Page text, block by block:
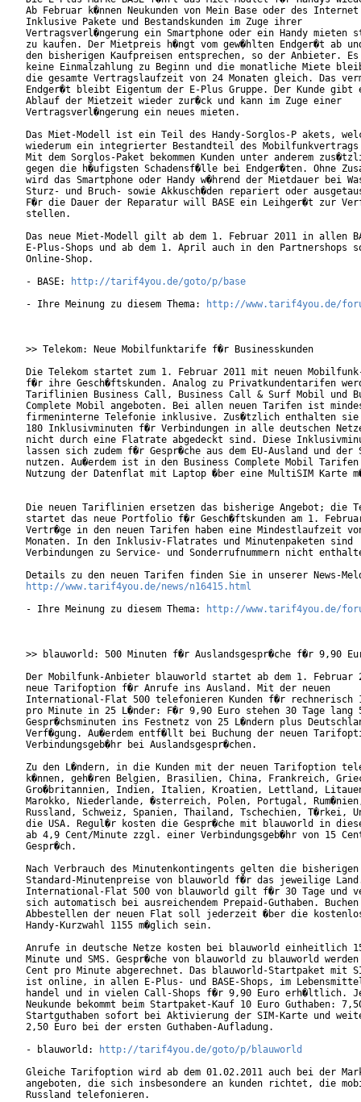
Ab Februar k�nnen Neukunden von Mein Base oder des
Inklusive Pakete und Bestandskunden im Zuge ihrer
Vertragsverl�ngerung ein Smartphone oder ein Handy mieten
zu kaufen. Der Mietpreis h�ngt vom gew�hlten Endger�t ab
den bisherigen Kaufpreisen entsprechen, so der Anbieter.
keine Einmalzahlung zu Beginn und die monatliche Miete
die gesamte Vertragslaufzeit von 24 Monaten gleich. Das
Endger�t bleibt Eigentum der E-Plus Gruppe. Der Kunde gibt
Ablauf der Mietzeit wieder zur�ck und kann im Zuge einer
Vertragsverl�ngerung ein neues mieten.
Das Miet-Modell ist ein Teil des Handy-Sorglos-P akets,
wiederum ein integrierter Bestandteil des
Mit dem Sorglos-Paket bekommen Kunden unter anderem
gegen die h�ufigsten Schadensf�lle bei Endger�ten. Ohne
wird das Smartphone oder Handy w�hrend der Mietdauer bei
Sturz- und Bruch- sowie Akkusch�den repariert oder
F�r die Dauer der Reparatur will BASE ein Leihger�t zur
stellen.
Das neue Miet-Modell gilt ab dem 1. Februar 2011 in allen
E-Plus-Shops und ab dem 1. April auch in den Partnershops
Online-Shop.
- BASE:
http://tarif4you.de/goto/p/base
- Ihre Meinung zu diesem Thema:
http://www.tarif4you.de/
>> Telekom: Neue Mobilfunktarife f�r Businesskunden
Die Telekom startet zum 1. Februar 2011 mit neuen
f�r ihre Gesch�ftskunden. Analog zu Privatkundentarifen
Tariflinien Business Call, Business Call & Surf Mobil und
Complete Mobil angeboten. Bei allen neuen Tarifen ist
firmeninterne Telefonie inklusive. Zus�tzlich enthalten
180 Inklusivminuten f�r Verbindungen in alle deutschen
nicht durch eine Flatrate abgedeckt sind. Diese
lassen sich zudem f�r Gespr�che aus dem EU-Ausland und der
nutzen. Au�erdem ist in den Business Complete Mobil
Nutzung der Datenflat mit Laptop �ber eine MultiSIM Karte
Die neuen Tariflinien ersetzen das bisherige Angebot; die
startet das neue Portfolio f�r Gesch�ftskunden am 1.
Vertr�ge in den neuen Tarifen haben eine Mindestlaufzeit
Monaten. In den Inklusiv-Flatrates und Minutenpaketen sind
Verbindungen zu Service- und Sonderrufnummern nicht
http://www.tarif4you.de/news/n16415.html
- Ihre Meinung zu diesem Thema:
http://www.tarif4you.de/
>> blauworld: 500 Minuten f�r Auslandsgespr�che f�r 9,90
Der Mobilfunk-Anbieter blauworld startet ab dem 1. Februar
neue Tarifoption f�r Anrufe ins Ausland. Mit der neuen
International-Flat 500 telefonieren Kunden f�r rechnerisch
pro Minute in 25 L�nder: F�r 9,90 Euro stehen 30 Tage lang
Gespr�chsminuten ins Festnetz von 25 L�ndern plus
Verf�gung. Au�erdem entf�llt bei Buchung der neuen
Verbindungsgeb�hr bei Auslandsgespr�chen.
Zu den L�ndern, in die Kunden mit der neuen Tarifoption
k�nnen, geh�ren Belgien, Brasilien, China, Frankreich,
Gro�britannien, Indien, Italien, Kroatien, Lettland,
Marokko, Niederlande, �sterreich, Polen, Portugal,
Russland, Schweiz, Spanien, Thailand, Tschechien, T�rkei,
die USA. Regul�r kosten die Gespr�che mit blauworld in
ab 4,9 Cent/Minute zzgl. einer Verbindungsgeb�hr von 15
Gespr�ch.
Nach Verbrauch des Minutenkontingents gelten die bisherigen
Standard-Minutenpreise von blauworld f�r das jeweilige
International-Flat 500 von blauworld gilt f�r 30 Tage und
sich automatisch bei ausreichendem Prepaid-Guthaben. Buchen
Abbestellen der neuen Flat soll jederzeit �ber die
Handy-Kurzwahl 1155 m�glich sein.
Anrufe in deutsche Netze kosten bei blauworld einheitlich
Minute und SMS. Gespr�che von blauworld zu blauworld
Cent pro Minute abgerechnet. Das blauworld-Startpaket mit
ist online, in allen E-Plus- und BASE-Shops, im
handel und in vielen Call-Shops f�r 9,90 Euro erh�ltlich.
Neukunde bekommt beim Startpaket-Kauf 10 Euro Guthaben:
Startguthaben sofort bei Aktivierung der SIM-Karte und
2,50 Euro bei der ersten Guthaben-Aufladung.
- blauworld:
http://tarif4you.de/goto/p/blauworld
Gleiche Tarifoption wird ab dem 01.02.2011 auch bei der
angeboten, die sich insbesondere an kunden richtet, die
Russland telefonieren.